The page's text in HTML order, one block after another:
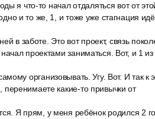
я что-то начал отдаляться вот от
и то же, 1, и тоже уже стагнация
в заботе. Это вот проект, связь
проектами заниматься. Вот, и 1 из
организовывать. Угу. Вот. И так к
какие-то привычки от
Я прям, у меня ребёнок родился 2